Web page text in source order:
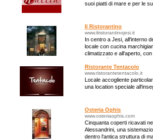
suoi piatti di mare e per le
Il Ristorantino
www.ilristorantinojesi.it
In centro a Jesi, all'interno
locale con cucina
climatizzato e all'aperto,
alla qualità.
Ristorante Tentacolo
www.ristorantetentacolo.it
Locale accogliente
una location speciale
Osteria Ophis
www.osteriaophis.com
Cinquanta coperti ricavati
Alessandrini, una
dentro l'antica struttura di